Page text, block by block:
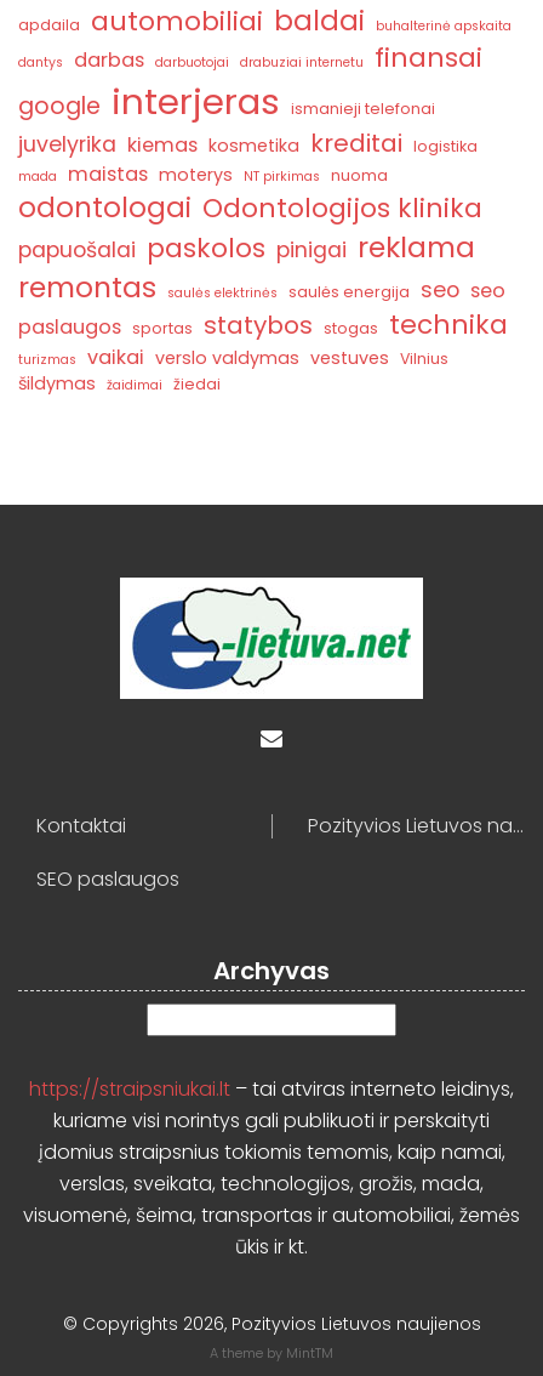
apdaila automobiliai baldai
buhalterinė apskaita
dantys
darbas darbuotojai drabuziai internetu finansai
google interjeras ismanieji telefonai
juvelyrika kiemas kosmetika kreditai logistika
mada maistas moterys NT pirkimas nuoma
odontologai Odontologijos klinika
papuošalai paskolos pinigai reklama
remontas
saulės elektrinės saulės energija seo seo
paslaugos sportas statybos stogas technika
turizmas vaikai verslo valdymas vestuves Vilnius
šildymas žaidimai žiedai
Kontaktai
Pozityvios Lietuvos naujienos
SEO paslaugos
Archyvas
https://straipsniukai.lt – tai atviras interneto leidinys,
kuriame visi norintys gali publikuoti ir perskaityti
įdomius straipsnius tokiomis temomis, kaip namai,
verslas, sveikata, technologijos, grožis, mada,
visuomenė, šeima, transportas ir automobiliai, žemės
ūkis ir kt.
© Copyrights 2026, Pozityvios Lietuvos naujienos
A theme by MintTM